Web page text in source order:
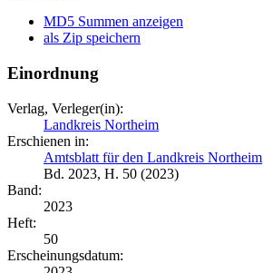
MD5 Summen anzeigen
als Zip speichern
Einordnung
Verlag, Verleger(in):
Landkreis Northeim
Erschienen in:
Amtsblatt für den Landkreis Northeim
Bd. 2023, H. 50 (2023)
Band:
2023
Heft:
50
Erscheinungsdatum: